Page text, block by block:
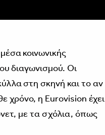
κοινωνικής
διαγωνισμού. Οι
στη σκηνή και το αν
χρόνο, η Eurovision έχει
με τα σχόλια, όπως